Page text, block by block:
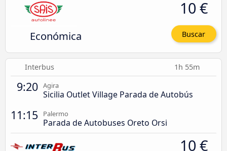
Económica
10 €
Buscar
Interbus 1h 55m
9:20 Agira
Sicilia Outlet Village Parada de Autobús
11:15 Palermo
Parada de Autobuses Oreto Orsi
10 €